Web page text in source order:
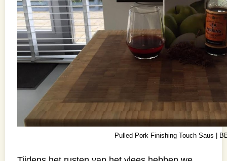
Pulled Pork Finishing Touch Saus |